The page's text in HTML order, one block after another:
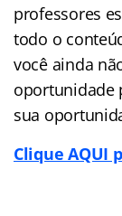
professores
todo o
você ainda
oportunidade
sua
Clique AQUI